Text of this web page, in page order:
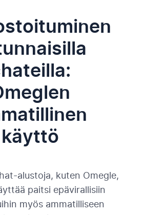
käyttö
alustoja, kuten Omegle,
paitsi epävirallisiin
myös ammatilliseen